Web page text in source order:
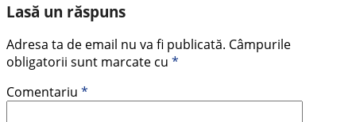
Lasă un răspuns
Adresa ta de email nu va fi publicată. Câmpurile
obligatorii sunt marcate cu *
Comentariu *